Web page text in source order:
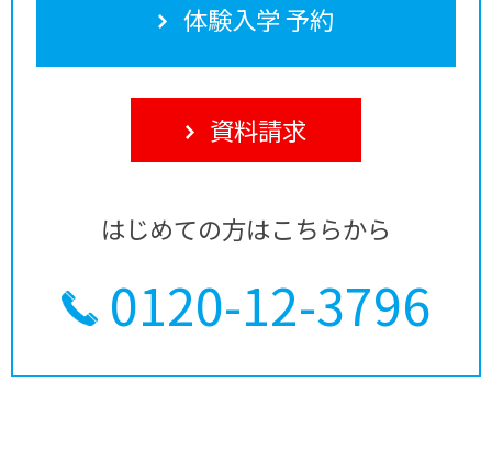
体験入学 予約
資料請求
はじめての方はこちらから
0120-12-3796